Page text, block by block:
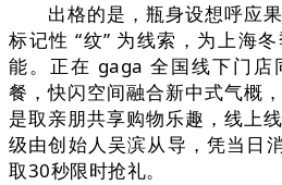
出格的是，瓶身设想呼应果
标记性 “纹” 为线索，为上海
能。正在 gaga 全国线下门店
餐，快闪空间融合新中式气概
是取亲朋共享购物乐趣，线上
级由创始人吴滨从导，凭当日
取30秒限时抢礼。